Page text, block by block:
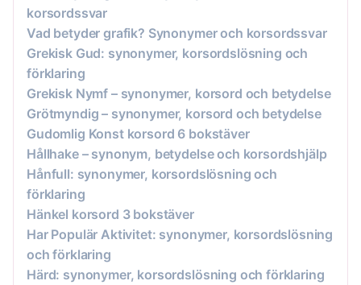
korsordssvar
Vad betyder grafik? Synonymer och korsordssvar
Grekisk Gud: synonymer, korsordslösning och
förklaring
Grekisk Nymf – synonymer, korsord och betydelse
Grötmyndig – synonymer, korsord och betydelse
Gudomlig Konst korsord 6 bokstäver
Hållhake – synonym, betydelse och korsordshjälp
Hånfull: synonymer, korsordslösning och
förklaring
Hänkel korsord 3 bokstäver
Har Populär Aktivitet: synonymer, korsordslösning
och förklaring
Härd: synonymer, korsordslösning och förklaring